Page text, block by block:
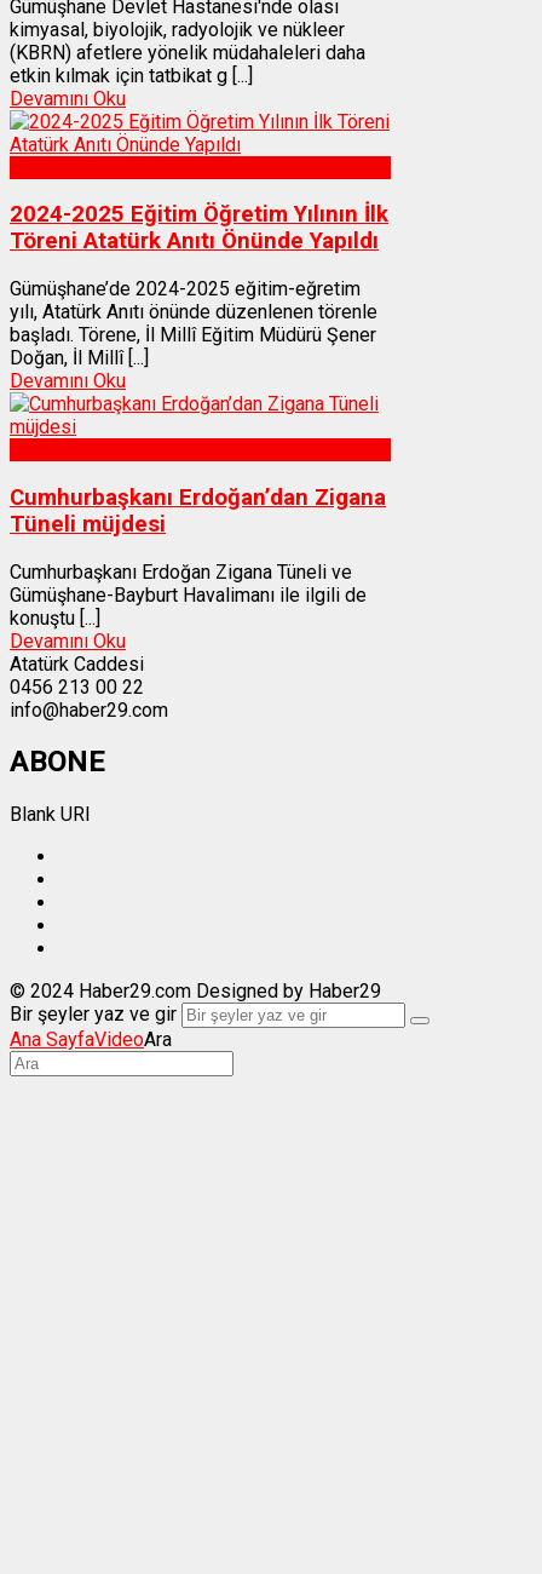
Gümüşhane Devlet Hastanesi'nde olası
kimyasal, biyolojik, radyolojik ve nükleer
(KBRN) afetlere yönelik müdahaleleri daha
etkin kılmak için tatbikat g [...]
Devamını Oku
2024-2025 Eğitim Öğretim Yılının İlk
Töreni Atatürk Anıtı Önünde Yapıldı
Gümüşhane’de 2024-2025 eğitim-eğretim
yılı, Atatürk Anıtı önünde düzenlenen törenle
başladı. Törene, İl Millî Eğitim Müdürü Şener
Doğan, İl Millî [...]
Devamını Oku
Cumhurbaşkanı Erdoğan’dan Zigana
Tüneli müjdesi
Cumhurbaşkanı Erdoğan Zigana Tüneli ve
Gümüşhane-Bayburt Havalimanı ile ilgili de
konuştu [...]
Devamını Oku
Atatürk Caddesi
0456 213 00 22
info@haber29.com
ABONE
Blank URI
© 2024 Haber29.com Designed by Haber29
Bir şeyler yaz ve gir
Ana SayfaVideoAra